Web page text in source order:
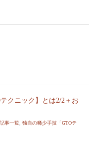
クニック】とは2/2＋お
事一覧 独自の稀少手技「GTOテ